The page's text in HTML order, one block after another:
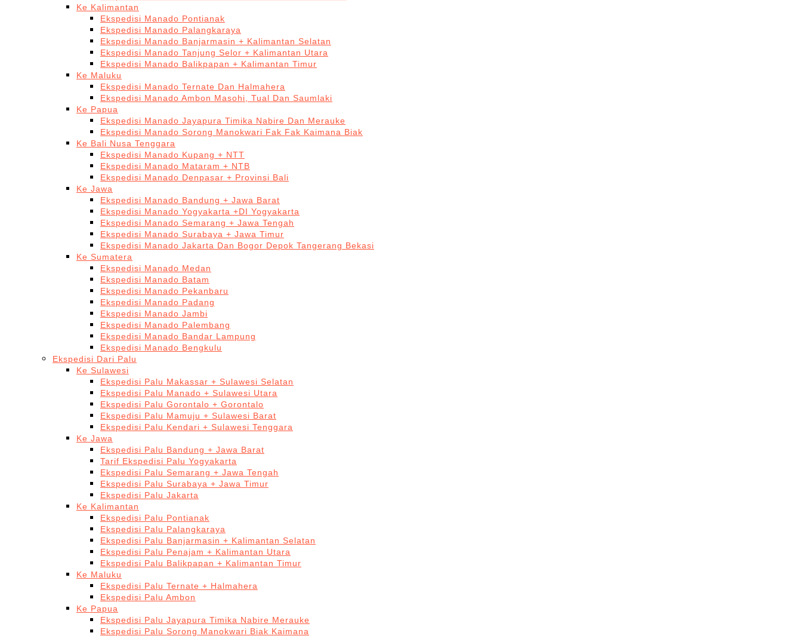
Ke Kalimantan
Ekspedisi Manado Pontianak
Ekspedisi Manado Palangkaraya
Ekspedisi Manado Banjarmasin + Kalimantan Selatan
Ekspedisi Manado Tanjung Selor + Kalimantan Utara
Ekspedisi Manado Balikpapan + Kalimantan Timur
Ke Maluku
Ekspedisi Manado Ternate Dan Halmahera
Ekspedisi Manado Ambon Masohi, Tual Dan Saumlaki
Ke Papua
Ekspedisi Manado Jayapura Timika Nabire Dan Merauke
Ekspedisi Manado Sorong Manokwari Fak Fak Kaimana Biak
Ke Bali Nusa Tenggara
Ekspedisi Manado Kupang + NTT
Ekspedisi Manado Mataram + NTB
Ekspedisi Manado Denpasar + Provinsi Bali
Ke Jawa
Ekspedisi Manado Bandung + Jawa Barat
Ekspedisi Manado Yogyakarta +DI Yogyakarta
Ekspedisi Manado Semarang + Jawa Tengah
Ekspedisi Manado Surabaya + Jawa Timur
Ekspedisi Manado Jakarta Dan Bogor Depok Tangerang Bekasi
Ke Sumatera
Ekspedisi Manado Medan
Ekspedisi Manado Batam
Ekspedisi Manado Pekanbaru
Ekspedisi Manado Padang
Ekspedisi Manado Jambi
Ekspedisi Manado Palembang
Ekspedisi Manado Bandar Lampung
Ekspedisi Manado Bengkulu
Ekspedisi Dari Palu
Ke Sulawesi
Ekspedisi Palu Makassar + Sulawesi Selatan
Ekspedisi Palu Manado + Sulawesi Utara
Ekspedisi Palu Gorontalo + Gorontalo
Ekspedisi Palu Mamuju + Sulawesi Barat
Ekspedisi Palu Kendari + Sulawesi Tenggara
Ke Jawa
Ekspedisi Palu Bandung + Jawa Barat
Tarif Ekspedisi Palu Yogyakarta
Ekspedisi Palu Semarang + Jawa Tengah
Ekspedisi Palu Surabaya + Jawa Timur
Ekspedisi Palu Jakarta
Ke Kalimantan
Ekspedisi Palu Pontianak
Ekspedisi Palu Palangkaraya
Ekspedisi Palu Banjarmasin + Kalimantan Selatan
Ekspedisi Palu Penajam + Kalimantan Utara
Ekspedisi Palu Balikpapan + Kalimantan Timur
Ke Maluku
Ekspedisi Palu Ternate + Halmahera
Ekspedisi Palu Ambon
Ke Papua
Ekspedisi Palu Jayapura Timika Nabire Merauke
Ekspedisi Palu Sorong Manokwari Biak Kaimana